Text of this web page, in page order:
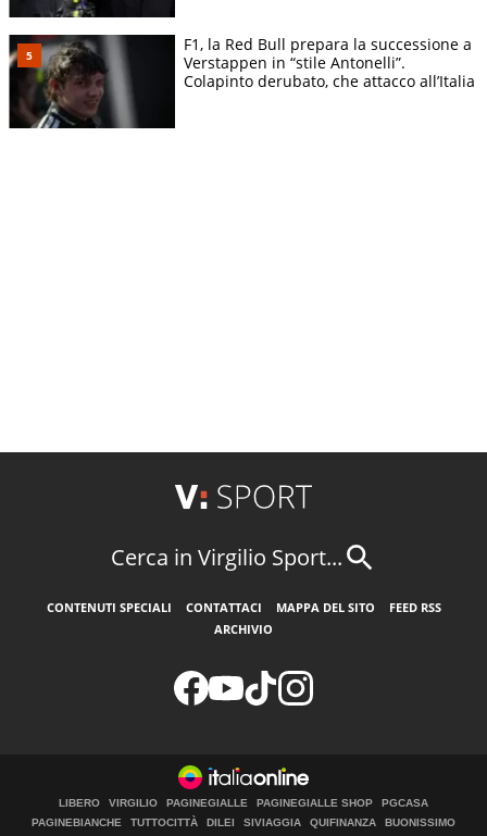
F1, la Red Bull prepara la successione a
Verstappen in “stile Antonelli”.
Colapinto derubato, che attacco all’Italia
Cerca in Virgilio Sport...
CONTENUTI SPECIALI CONTATTACI MAPPA DEL SITO
FEED RSS
ARCHIVIO
LIBERO VIRGILIO PAGINEGIALLE PAGINEGIALLE SHOP
PGCASA
PAGINEBIANCHE
TUTTOCITTÀ DILEI SIVIAGGIA QUIFINANZA
BUONISSIMO